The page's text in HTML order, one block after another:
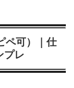
ペ可）｜仕
プレ